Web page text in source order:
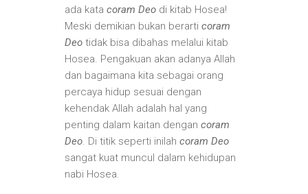
ada kata coram Deo di kitab Hosea!
Meski demikian bukan berarti coram
Deo tidak bisa dibahas melalui kitab
Hosea. Pengakuan akan adanya Allah
dan bagaimana kita sebagai orang
percaya hidup sesuai dengan
kehendak Allah adalah hal yang
penting dalam kaitan dengan coram
Deo. Di titik seperti inilah coram Deo
sangat kuat muncul dalam kehidupan
nabi Hosea.